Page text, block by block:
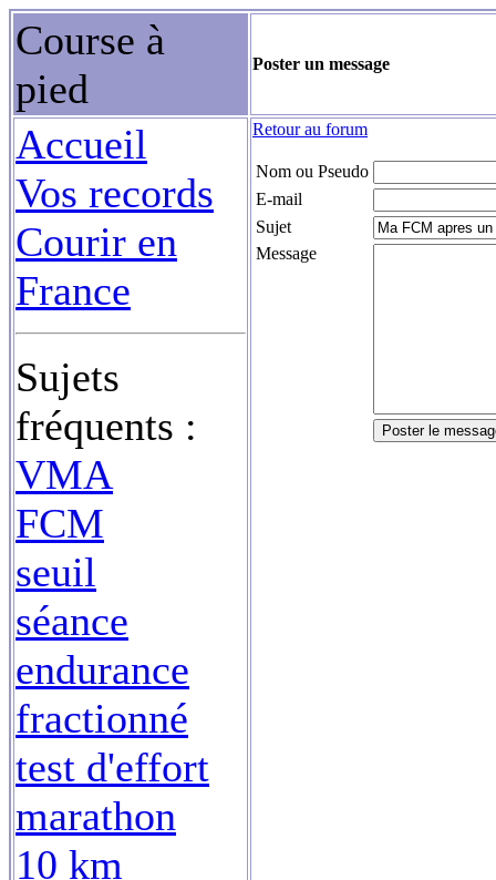
Course à
pied
Poster un message
Accueil
Vos records
Courir en
France
Sujets
fréquents :
VMA
FCM
seuil
séance
endurance
fractionné
test d'effort
marathon
10 km
Retour au forum
Nom ou Pseudo
E-mail
Sujet
Message